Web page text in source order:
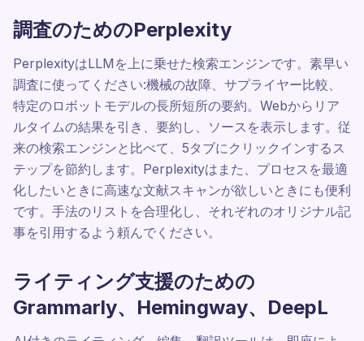
調査のためのPerplexity
PerplexityはLLMを上に乗せた検索エンジンです。素早い
調査に使ってください:機械の故障、サプライヤー比較、
特定のロボットモデルの長所短所の要約。Webからリア
ルタイムの結果を引き、要約し、ソースを表示します。従
来の検索エンジンと比べて、5タブにクリックインするス
テップを節約します。Perplexityはまた、プロセスを最適
化したいときに高速な文献スキャンが欲しいときにも便利
です。手法のリストを合理化し、それぞれのオリジナル記
事を引用するよう頼んでください。
ライティング支援のための
Grammarly、Hemingway、DeepL